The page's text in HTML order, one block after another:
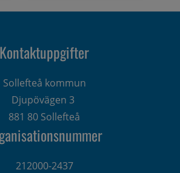
Kontaktuppgifter
Sollefteå kommun
Djupövägen 3
881 80 Sollefteå
212000-2437